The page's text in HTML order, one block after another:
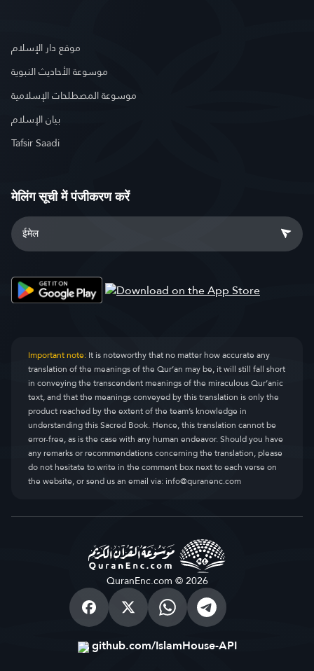
موقع دار الإسلام
موسوعة الأحاديث النبوية
موسوعة المصطلحات الإسلامية
بيان الإسلام
Tafsir Saadi
मेलिंग सूची में पंजीकरण करें
Important note:It is noteworthy that no matter how accurate any
translation of the meanings of the Qur’an may be, it will still fall short
in conveying the transcendent meanings of the miraculous Qur’anic
text, and that the meanings conveyed by this translation is only the
product reached by the extent of the team’s knowledge in
understanding this Sacred Book. Hence, this translation cannot be
error-free, as is the case with any human endeavor. Should you have
any remarks or recommendations concerning the translation, please
do not hesitate to write in the comment box next to each verse on
the website, or send us an email via:info@quranenc.com
QuranEnc.com © 2026
github.com/IslamHouse-API